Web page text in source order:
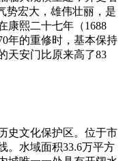
势宏大，雄伟壮丽，是
康熙二十七年（1688
年的重修时，基本保持
天安门比原来高了83
史文化保护区。位于市
。水域面积33.6万平方